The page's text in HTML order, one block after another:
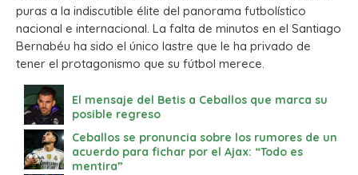
puras a la indiscutible élite del panorama futbolístico
nacional e internacional. La falta de minutos en el Santiago
Bernabéu ha sido el único lastre que le ha privado de
tener el protagonismo que su fútbol merece.
El mensaje del Betis a Ceballos que marca su
posible regreso
Ceballos se pronuncia sobre los rumores de un
acuerdo para fichar por el Ajax: “Todo es
mentira”